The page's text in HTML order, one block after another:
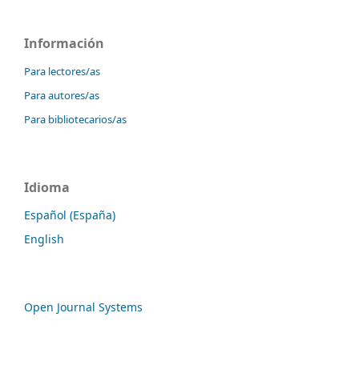
Información
Para lectores/as
Para autores/as
Para bibliotecarios/as
Idioma
Español (España)
English
Open Journal Systems